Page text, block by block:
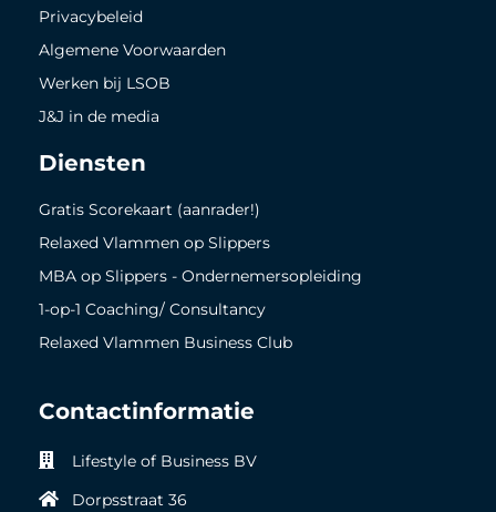
Privacybeleid
Algemene Voorwaarden
Werken bij LSOB
J&J in de media
Diensten
Gratis Scorekaart (aanrader!)
Relaxed Vlammen op Slippers
MBA op Slippers - Ondernemersopleiding
1-op-1 Coaching/ Consultancy
Relaxed Vlammen Business Club
Contactinformatie
Lifestyle of Business BV
Dorpsstraat 36